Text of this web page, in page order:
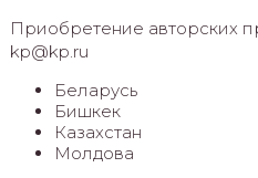
Приобретение авторских
kp@kp.ru
Беларусь
Бишкек
Казахстан
Молдова